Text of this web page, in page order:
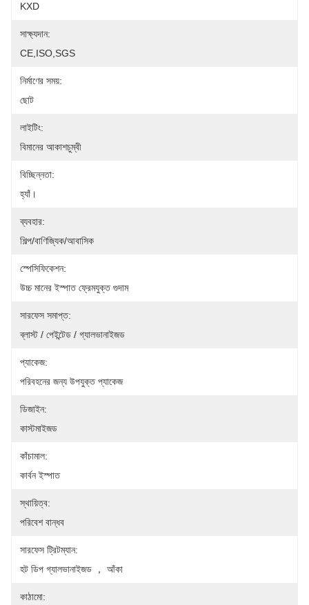
KXD
সাক্ষ্যদান:
CE,ISO,SGS
নির্মাণের সময়:
ছোট
লাইটিং:
বিমানের আকাশচুম্বী
বিচ্ছিন্নতা:
হ্যাঁ।
ব্যবহার:
শিল্প/বাণিজ্যিক/আবাসিক
স্পেসিফিকেশন:
উচ্চ মানের ইস্পাত ফ্রেমযুক্ত গুদাম
সারফেস সমাপ্ত:
ব্লাস্ট / পেইন্টেড / গ্যালভানাইজড
প্যাকেজ:
পরিবহনের জন্য উপযুক্ত প্যাকেজ
ডিজাইন:
কাস্টমাইজড
কাঁচামাল:
কার্বন ইস্পাত
স্থায়িত্ব:
পরিবেশ বান্ধব
সারফেস ট্রিটম্যান:
হট ডিপ গ্যালভানাইজড ， আঁকা
কাঠামো: